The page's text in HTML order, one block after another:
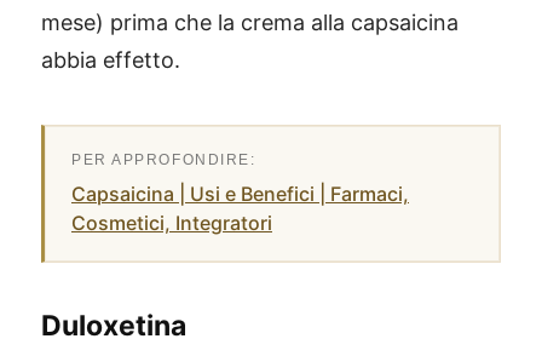
mese) prima che la crema alla capsaicina
abbia effetto.
Capsaicina | Usi e Benefici | Farmaci,
Cosmetici, Integratori
Duloxetina